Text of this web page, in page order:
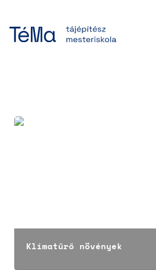
Klímatűrő növények
Klímatűrő növények